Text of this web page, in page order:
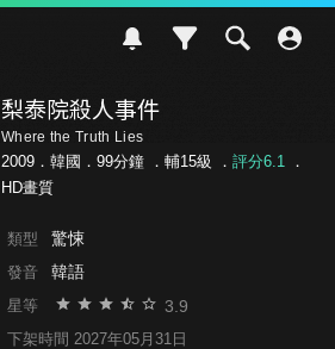
梨泰院殺人事件
Where the Truth Lies
2009．韓國．99分鐘 ． 輔15級 ． 評分6.1．
HD畫質
類型 驚悚
發音 韓語
星等 3.9
下架時間 2027年05月31日